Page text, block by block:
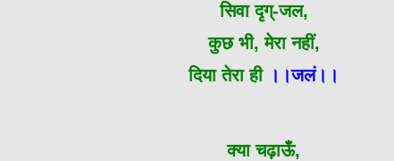
सिवा दृग्-जल,
कुछ भी, मेरा नहीं,
दिया तेरा ही ।।जलं।।
क्या चढ़ाऊँ,